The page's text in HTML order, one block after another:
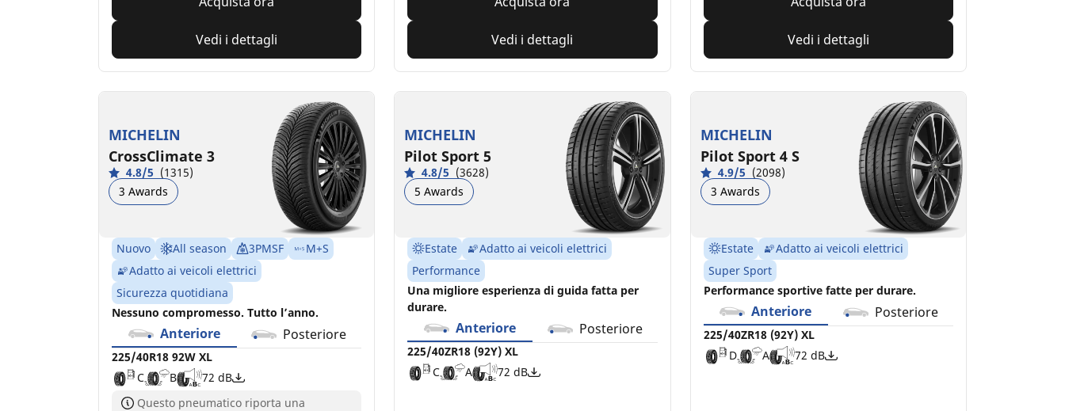
Vedi i dettagli Vedi i dettagli Vedi i dettagli
MICHELIN
CrossClimate 3
4.8/5 (1315)
3 Awards
Nuovo All season 3PMSF
M+S
Adatto ai veicoli elettrici
Sicurezza quotidiana
Nessuno compromesso. Tutto l’anno.
Anteriore Posteriore
225/40R18 92W XL
C
B 72 dB
Questo pneumatico riporta una
MICHELIN
Pilot Sport 5
4.8/5 (3628)
5 Awards
Estate
Adatto ai veicoli elettrici
Performance
Una migliore esperienza di guida fatta per
durare.
Anteriore Posteriore
225/40ZR18 (92Y) XL
C
A 72 dB
MICHELIN
Pilot Sport 4 S
4.9/5 (2098)
3 Awards
Estate
Adatto ai veicoli elettrici
Super Sport
Performance sportive fatte per durare.
Anteriore Posteriore
225/40ZR18 (92Y) XL
D
A 72 dB